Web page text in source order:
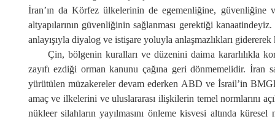
İran’ın da Körfez ülkelerinin de egemenliğine, güvenliğine
altyapılarının güvenliğinin sağlanması gerektiği
anlayışıyla diyalog ve istişare yoluyla anlaşmazlıkları
Çin, bölgenin kuralları ve düzenini daima kararlılıkla
zayıfı ezdiği orman kanunu çağına geri dönmemelidir. İran
yürütülen müzakereler devam ederken ABD ve İsrail’in
amaç ve ilkelerini ve uluslararası ilişkilerin temel normlarını
nükleer silahların yayılmasını önleme kisvesi altında